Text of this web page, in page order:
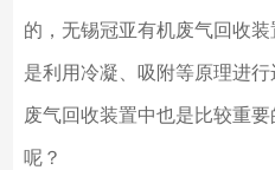
的，无锡冠亚有机废气回收
是利用冷凝、吸附等原理进
废气回收装置中也是比较重
呢？